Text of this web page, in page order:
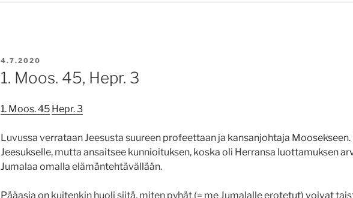
JULKAISTU
4.7.2020
1. Moos. 45, Hepr. 3
1. Moos. 45 Hepr. 3
Luvussa verrataan Jeesusta suureen profeettaan ja kansanjohtaja
Jeesukselle, mutta ansaitsee kunnioituksen, koska oli Herransa luottamuksen
Jumalaa omalla elämäntehtävällään.
Pääasia on kuitenkin huoli siitä, miten pyhät (= me Jumalalle erotetut) voivat